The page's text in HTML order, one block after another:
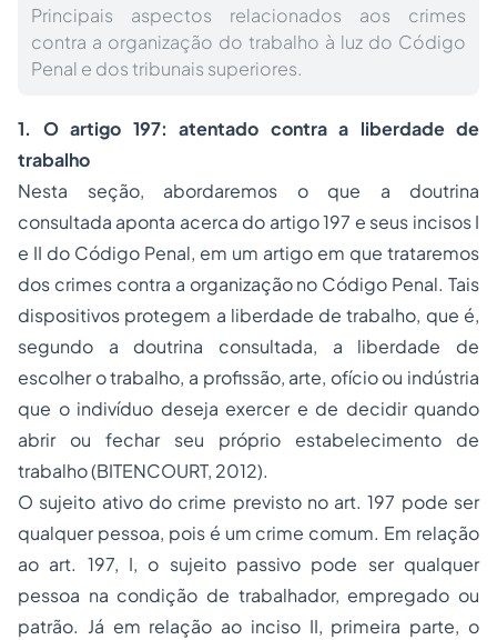
Principais aspectos relacionados aos crimes
contra a organização do trabalho à luz do Código
Penal e dos tribunais superiores.
1. O artigo 197: atentado contra a liberdade de
trabalho
Nesta seção, abordaremos o que a doutrina
consultada aponta acerca do artigo 197 e seus incisos I
e II do Código Penal, em um artigo em que trataremos
dos crimes contra a organização no Código Penal. Tais
dispositivos protegem a liberdade de trabalho, que é,
segundo a doutrina consultada, a liberdade de
escolher o trabalho, a profissão, arte, ofício ou indústria
que o indivíduo deseja exercer e de decidir quando
abrir ou fechar seu próprio estabelecimento de
trabalho (BITENCOURT, 2012).
O sujeito ativo do crime previsto no art. 197 pode ser
qualquer pessoa, pois é um crime comum. Em relação
ao art. 197, I, o sujeito passivo pode ser qualquer
pessoa na condição de trabalhador, empregado ou
patrão. Já em relação ao inciso II, primeira parte, o